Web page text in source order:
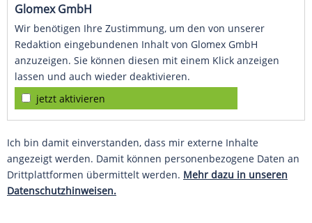
Glomex GmbH
Wir benötigen Ihre Zustimmung, um den von unserer
Redaktion eingebundenen Inhalt von Glomex GmbH
anzuzeigen. Sie können diesen mit einem Klick anzeigen
lassen und auch wieder deaktivieren.
jetzt aktivieren
Ich bin damit einverstanden, dass mir externe Inhalte
angezeigt werden. Damit können personenbezogene Daten an
Drittplattformen übermittelt werden. Mehr dazu in unseren
Datenschutzhinweisen.